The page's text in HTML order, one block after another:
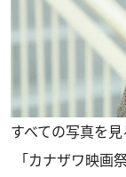
すべての写真を見
「カナザワ映画